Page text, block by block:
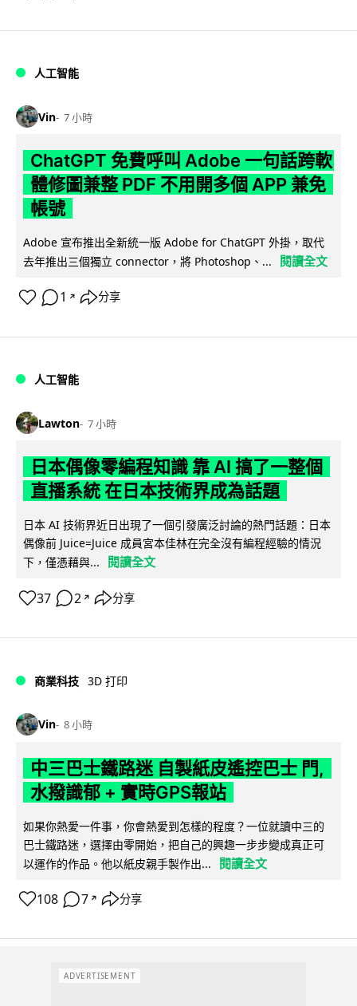
人工智能
Vin 7 小時
ChatGPT 免費呼叫 Adobe 一句話跨軟
體修圖兼整 PDF 不用開多個 APP 兼免
帳號
Adobe 宣布推出全新統一版 Adobe for ChatGPT 外掛，取代
去年推出三個獨立 connector，將 Photoshop、...
閱讀全文
1 ↗ 分享
人工智能
Lawton 7 小時
日本偶像零編程知識 靠 AI 搞了一整個
直播系統 在日本技術界成為話題
日本 AI 技術界近日出現了一個引發廣泛討論的熱門話題：日本
偶像前 Juice=Juice 成員宮本佳林在完全沒有編程經驗的情況
下，僅憑藉與...
閱讀全文
37 2 ↗ 分享
商業科技 3D 打印
Vin 8 小時
中三巴士鐵路迷 自製紙皮遙控巴士 門,
水撥識郁 + 實時GPS報站
如果你熱愛一件事，你會熱愛到怎樣的程度？一位就讀中三的
巴士鐵路迷，選擇由零開始，把自己的興趣一步步變成真正可
以運作的作品。他以紙皮親手製作出...
閱讀全文
108 7 ↗ 分享
ADVERTISEMENT